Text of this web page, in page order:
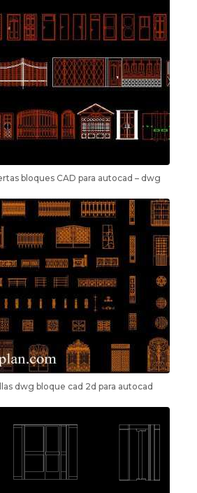
bloques CAD para autocad – dwg
dwg bloque cad 2d para autocad